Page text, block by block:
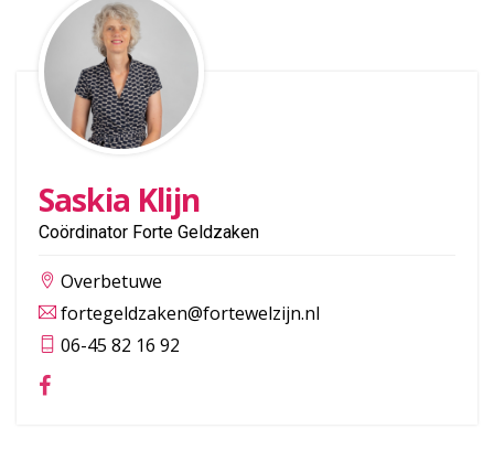
Saskia Klijn
Coördinator Forte Geldzaken
Overbetuwe
fortegeldzaken@fortewelzijn.nl
06-45 82 16 92